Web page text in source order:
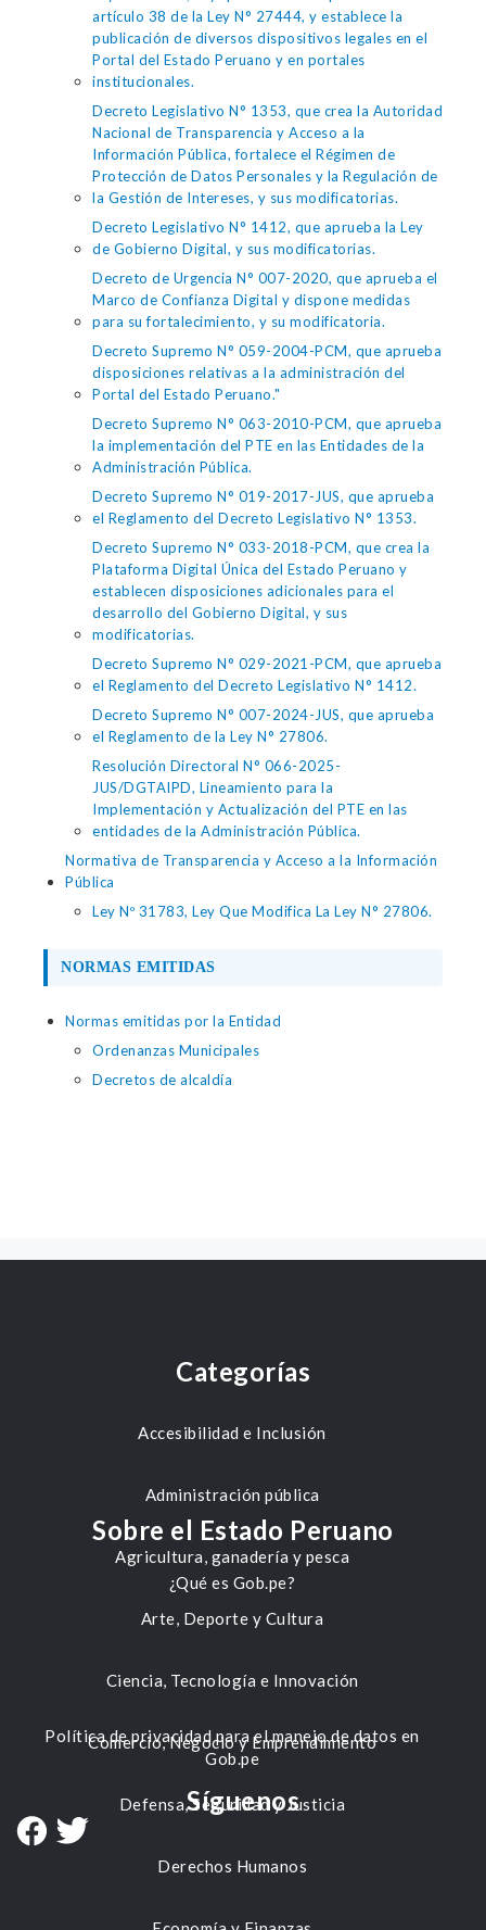
artículo 38 de la Ley N° 27444, y establece la
publicación de diversos dispositivos legales en el
Portal del Estado Peruano y en portales
institucionales.
Decreto Legislativo N° 1353, que crea la Autoridad
Nacional de Transparencia y Acceso a la
Información Pública, fortalece el Régimen de
Protección de Datos Personales y la Regulación de
la Gestión de Intereses, y sus modificatorias.
Decreto Legislativo N° 1412, que aprueba la Ley
de Gobierno Digital, y sus modificatorias.
Decreto de Urgencia N° 007-2020, que aprueba el
Marco de Confianza Digital y dispone medidas
para su fortalecimiento, y su modificatoria.
Decreto Supremo N° 059-2004-PCM, que aprueba
disposiciones relativas a la administración del
Portal del Estado Peruano."
Decreto Supremo N° 063-2010-PCM, que aprueba
la implementación del PTE en las Entidades de la
Administración Pública.
Decreto Supremo N° 019-2017-JUS, que aprueba
el Reglamento del Decreto Legislativo N° 1353.
Decreto Supremo N° 033-2018-PCM, que crea la
Plataforma Digital Única del Estado Peruano y
establecen disposiciones adicionales para el
desarrollo del Gobierno Digital, y sus
modificatorias.
Decreto Supremo N° 029-2021-PCM, que aprueba
el Reglamento del Decreto Legislativo N° 1412.
Decreto Supremo N° 007-2024-JUS, que aprueba
el Reglamento de la Ley N° 27806.
Resolución Directoral N° 066-2025-
JUS/DGTAIPD, Lineamiento para la
Implementación y Actualización del PTE en las
entidades de la Administración Pública.
Normativa de Transparencia y Acceso a la Información
Pública
Ley Nº 31783, Ley Que Modifica La Ley N° 27806.
NORMAS EMITIDAS
Normas emitidas por la Entidad
Ordenanzas Municipales
Decretos de alcaldía
Categorías
Accesibilidad e Inclusión
Administración pública
Agricultura, ganadería y pesca
Arte, Deporte y Cultura
Ciencia, Tecnología e Innovación
Comercio, Negocio y Emprendimiento
Defensa, Seguridad y Justicia
Derechos Humanos
Sobre el Estado Peruano
¿Qué es Gob.pe?
Política de privacidad para el manejo de datos en
Gob.pe
Síguenos